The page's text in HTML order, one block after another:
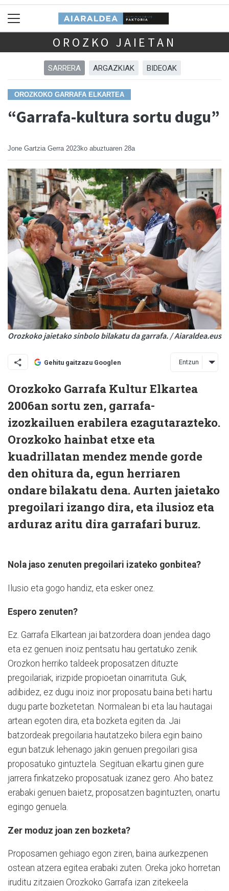
OROZKO JAIETAN
SARRERA ARGAZKIAK BIDEOAK
OROZKOKO GARRAFA ELKARTEA
“Garrafa-kultura sortu dugu”
Jone Gartzia Gerra 2023ko abuztuaren 28a
Orozkoko jaietako sinbolo bilakatu da garrafa. / Aiaraldea.eus
Gehitu gaitzazu Googlen Entzun
Orozkoko Garrafa Kultur Elkartea
2006an sortu zen, garrafa-
izozkailuen erabilera ezagutarazteko.
Orozkoko hainbat etxe eta
kuadrillatan mendez mende gorde
den ohitura da, egun herriaren
ondare bilakatu dena. Aurten jaietako
pregoilari izango dira, eta ilusioz eta
arduraz aritu dira garrafari buruz.
Nola jaso zenuten pregoilari izateko gonbitea?
Ilusio eta gogo handiz, eta esker onez.
Espero zenuten?
Ez. Garrafa Elkartean jai batzordera doan jendea dago
eta ez genuen inoiz pentsatu hau gertatuko zenik.
Orozkon herriko taldeek proposatzen dituzte
pregoilariak, irizpide propioetan oinarrituta. Guk,
adibidez, ez dugu inoiz inor proposatu baina beti hartu
dugu parte bozketetan. Normalean bi eta lau hautagai
artean egoten dira, eta bozketa egiten da. Jai
batzordeak pregoilaria hautatzeko bilera egin baino
egun batzuk lehenago jakin genuen pregoilari gisa
proposatuko gintuztela. Segituan elkartu ginen gure
jarrera finkatzeko proposatuak izanez gero. Aho batez
erabaki genuen baietz, proposatzen bagintuzten, onartu
egingo genuela.
Zer moduz joan zen bozketa?
Proposamen gehiago egon ziren, baina aurkezpenen
ostean atzera egitea erabaki zuten. Oreka joko horretan
iruditu zitzaien Orozkoko Garrafa izan zitekeela